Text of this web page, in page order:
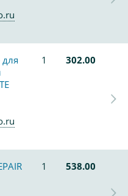
1 302.00
1 538.00